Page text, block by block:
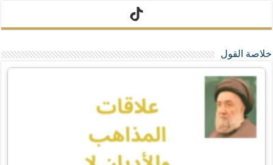
تيك توك
خلاصة القول